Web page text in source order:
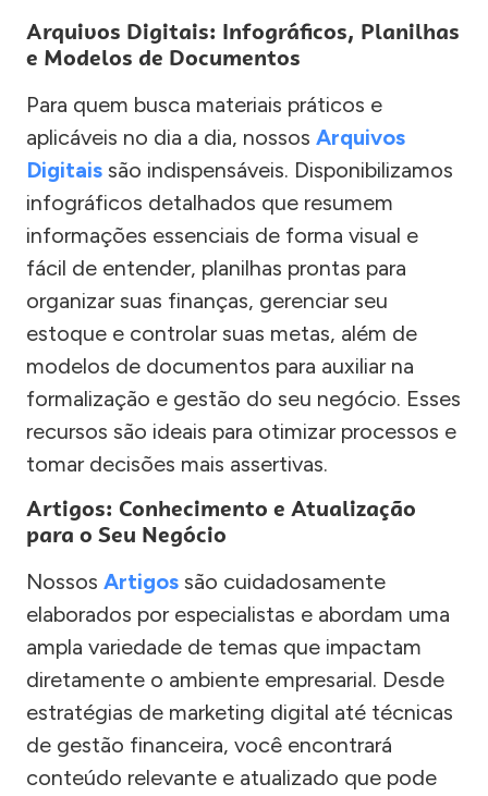
Arquivos Digitais: Infográficos, Planilhas
e Modelos de Documentos
Para quem busca materiais práticos e
aplicáveis no dia a dia, nossos Arquivos
Digitais são indispensáveis. Disponibilizamos
infográficos detalhados que resumem
informações essenciais de forma visual e
fácil de entender, planilhas prontas para
organizar suas finanças, gerenciar seu
estoque e controlar suas metas, além de
modelos de documentos para auxiliar na
formalização e gestão do seu negócio. Esses
recursos são ideais para otimizar processos e
tomar decisões mais assertivas.
Artigos: Conhecimento e Atualização
para o Seu Negócio
Nossos Artigos são cuidadosamente
elaborados por especialistas e abordam uma
ampla variedade de temas que impactam
diretamente o ambiente empresarial. Desde
estratégias de marketing digital até técnicas
de gestão financeira, você encontrará
conteúdo relevante e atualizado que pode